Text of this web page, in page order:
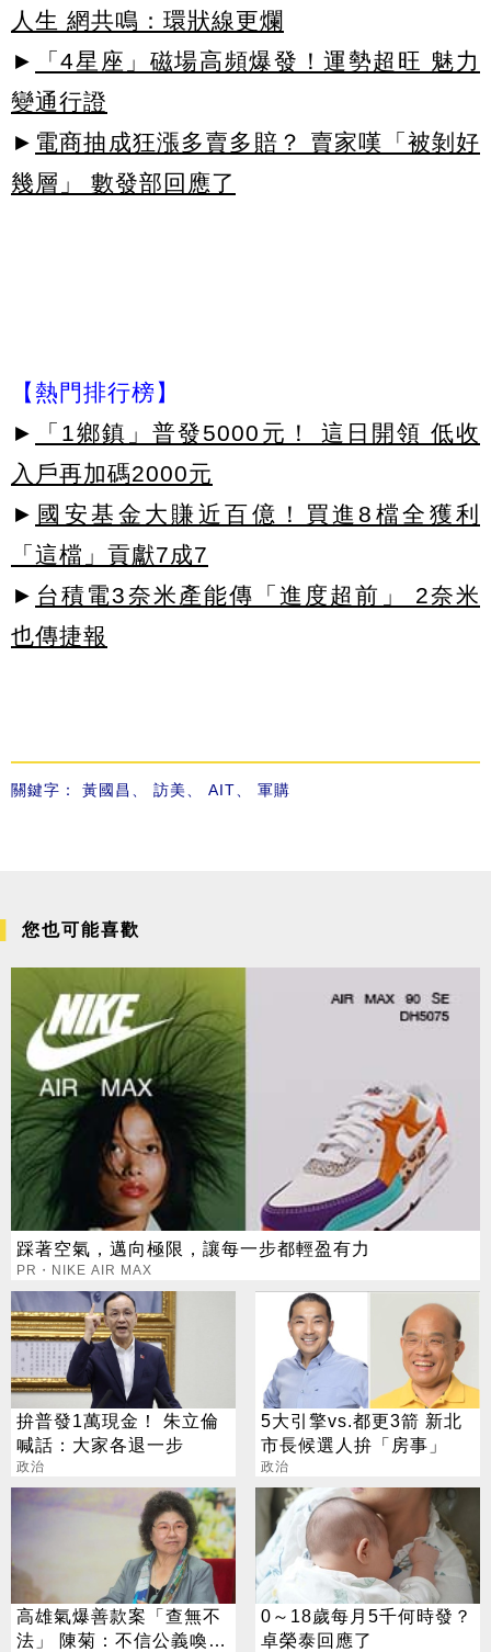
人生 網共鳴：環狀線更爛
►
「4星座」磁場高頻爆發！運勢超旺 魅力
變通行證
► 電商抽成狂漲多賣多賠？ 賣家嘆「被剝好
幾層」 數發部回應了
【熱門排行榜】
►
「1鄉鎮」普發5000元！ 這日開領 低收
入戶再加碼2000元
► 國安基金大賺近百億！買進8檔全獲利
「這檔」貢獻7成7
► 台積電3奈米產能傳「進度超前」 2奈米
也傳捷報
關鍵字： 黃國昌 訪美 AIT 軍購
您也可能喜歡
踩著空氣，邁向極限，讓每一步都輕盈有力
PR・NIKE AIR MAX
拚普發1萬現金！ 朱立倫
喊話：大家各退一步
政治
5大引擎vs.都更3箭 新北
市長候選人拚「房事」
政治
高雄氣爆善款案「查無不
法」 陳菊：不信公義喚不
0～18歲每月5千何時發？
卓榮泰回應了